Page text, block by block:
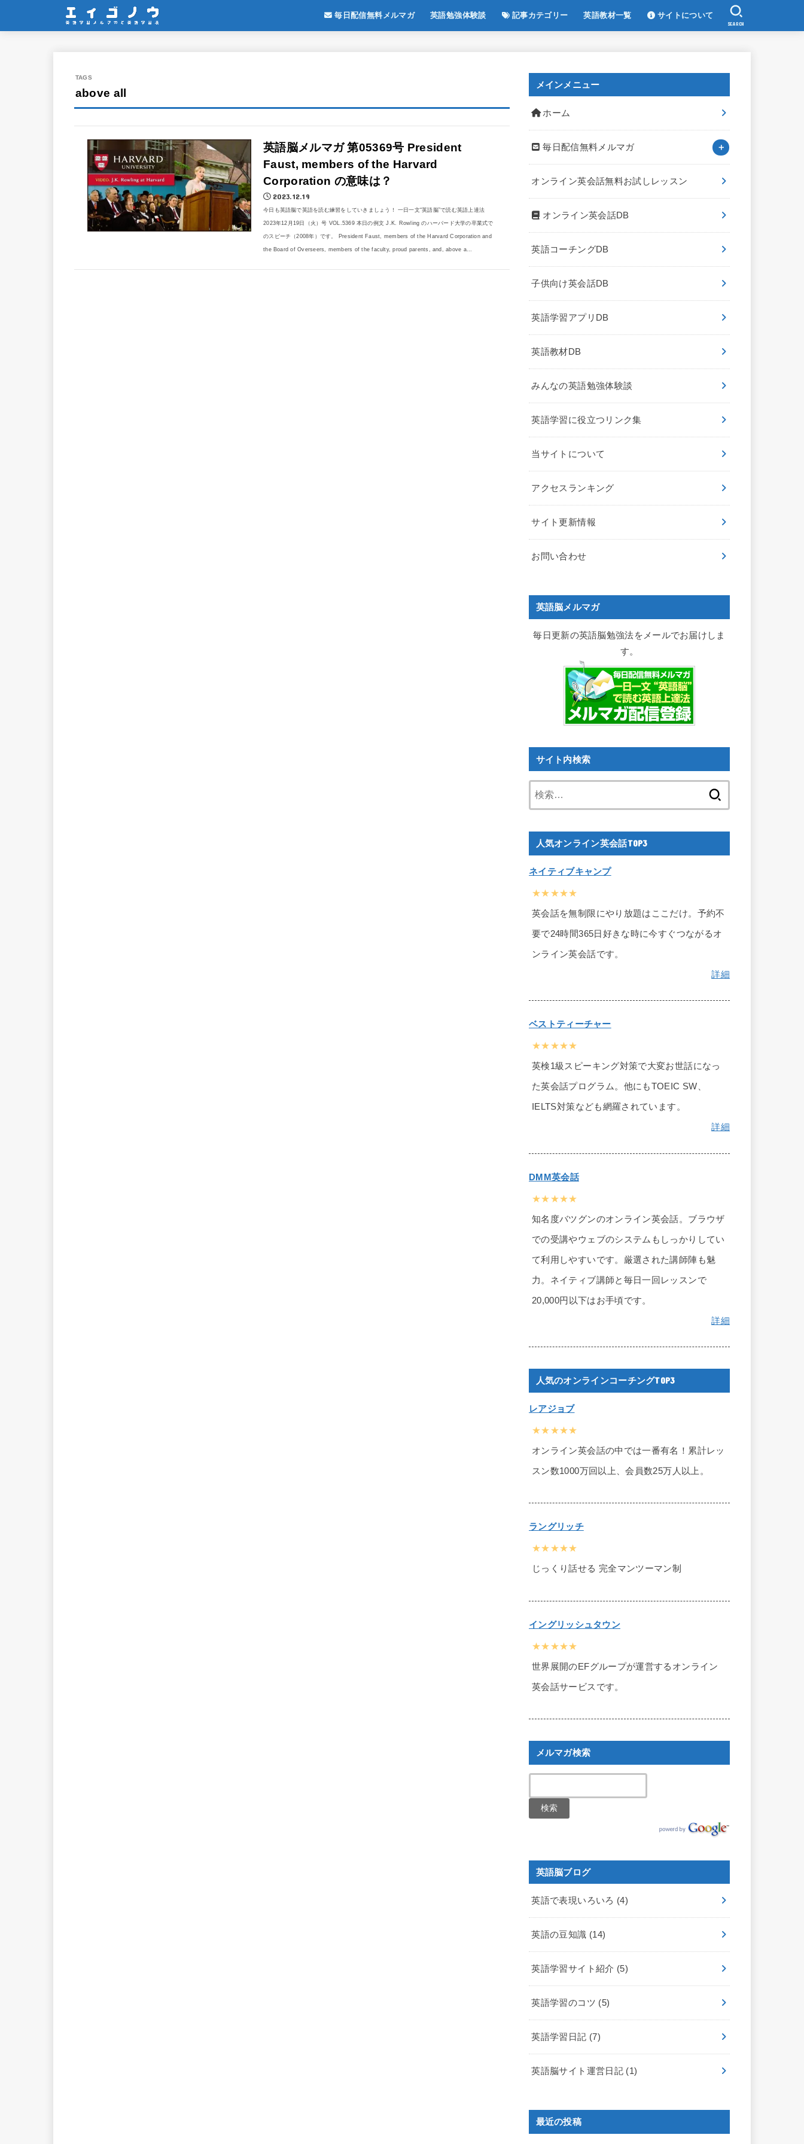
毎日配信無料メルマガ 英語勉強体験談 記事カテゴリー 英語教材一覧 サイトについて
SEARCH
above all
英語脳メルマガ 第05369号 President
Faust, members of the Harvard
Corporation の意味は？
2023.12.19
今日も英語脳で英語を読む練習をしていきましょう！ 一日一文“英語脳”で読む英語上達法
2023年12月19日（火）号 VOL.5369 本日の例文 J.K. Rowling のハーバード大学の卒業式で
のスピーチ（2008年）です。 President Faust, members of the Harvard Corporation and
the Board of Overseers, members of the faculty, proud parents, and, above a...
メインメニュー
ホーム
毎日配信無料メルマガ
オンライン英会話無料お試しレッスン
オンライン英会話DB
英語コーチングDB
子供向け英会話DB
英語学習アプリDB
英語教材DB
みんなの英語勉強体験談
英語学習に役立つリンク集
当サイトについて
アクセスランキング
サイト更新情報
お問い合わせ
英語脳メルマガ
毎日更新の英語脳勉強法をメールでお届けしま
す。
サイト内検索
人気オンライン英会話TOP3
ネイティブキャンプ
★★★★★
英会話を無制限にやり放題はここだけ。予約不
要で24時間365日好きな時に今すぐつながるオ
ンライン英会話です。
詳細
ベストティーチャー
★★★★★
英検1級スピーキング対策で大変お世話になっ
た英会話プログラム。他にもTOEIC SW、
IELTS対策なども網羅されています。
詳細
DMM英会話
★★★★★
知名度バツグンのオンライン英会話。ブラウザ
での受講やウェブのシステムもしっかりしてい
て利用しやすいです。厳選された講師陣も魅
力。ネイティブ講師と毎日一回レッスンで
20,000円以下はお手頃です。
詳細
人気のオンラインコーチングTOP3
レアジョブ
★★★★★
オンライン英会話の中では一番有名！累計レッ
スン数1000万回以上、会員数25万人以上。
ラングリッチ
★★★★★
じっくり話せる 完全マンツーマン制
イングリッシュタウン
★★★★★
世界展開のEFグループが運営するオンライン
英会話サービスです。
メルマガ検索
英語脳ブログ
英語で表現いろいろ (4)
英語の豆知識 (14)
英語学習サイト紹介 (5)
英語学習のコツ (5)
英語学習日記 (7)
英語脳サイト運営日記 (1)
最近の投稿